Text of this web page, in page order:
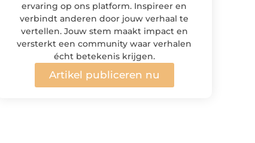
ervaring op ons platform. Inspireer en
verbindt anderen door jouw verhaal te
vertellen. Jouw stem maakt impact en
versterkt een community waar verhalen
écht betekenis krijgen.
Artikel publiceren nu